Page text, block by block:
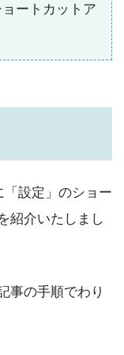
ートカットア
設定」のショー
紹介いたしまし
事の手順でわり